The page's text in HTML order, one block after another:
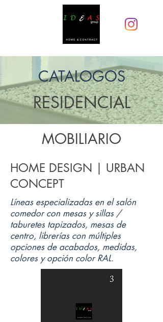
CATALOGOS
RESIDENCIAL
MOBILIARIO
HOME DESIGN | URBAN
CONCEPT
Líneas especializadas en el salón
comedor con mesas y sillas /
taburetes tapizados, mesas de
centro, librerías con múltiples
opciones de acabados, medidas,
colores y opción color RAL.